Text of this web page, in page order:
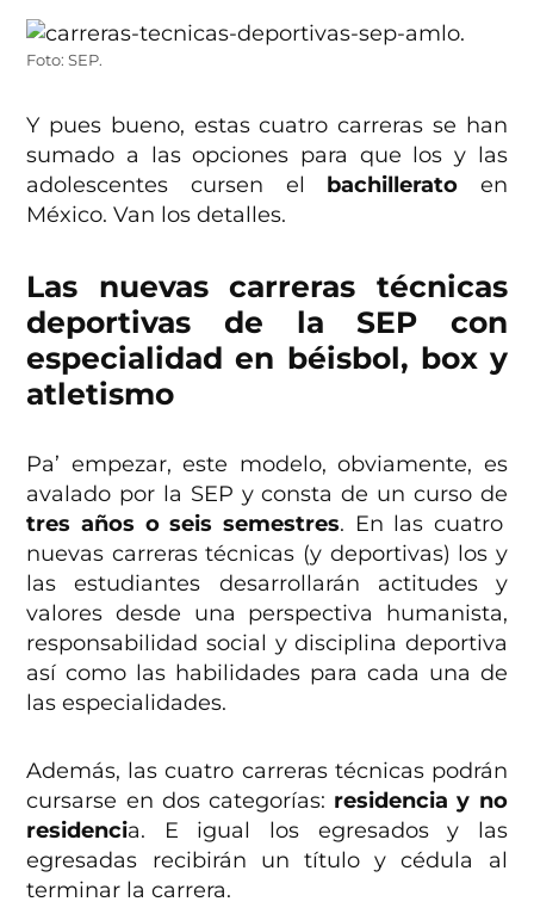
Foto: SEP.
Y pues bueno, estas cuatro carreras se han
sumado a las opciones para que los y las
adolescentes cursen el bachillerato en
México. Van los detalles.
Las nuevas carreras técnicas
deportivas de la SEP con
especialidad en béisbol, box y
atletismo
Pa’ empezar, este modelo, obviamente, es
avalado por la SEP y consta de un curso de
tres años o seis semestres. En las cuatro
nuevas carreras técnicas (y deportivas) los y
las estudiantes desarrollarán actitudes y
valores desde una perspectiva humanista,
responsabilidad social y disciplina deportiva
así como las habilidades para cada una de
las especialidades.
Además, las cuatro carreras técnicas podrán
cursarse en dos categorías: residencia y no
residencia. E igual los egresados y las
egresadas recibirán un título y cédula al
terminar la carrera.